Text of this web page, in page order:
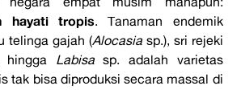
hayati tropis. Tanaman endemik
telinga gajah (Alocasiasp.), sri rejeki
hingga Labisasp. adalah varietas
tak bisa diproduksi secara massal di